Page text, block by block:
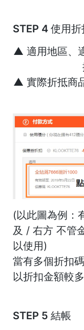
STEP 4 使用
▲ 適用地區、
▲ 實際折抵商
(以此圖為例：
及 / 右方 不管
以使用)
當有多個折扣
以折扣金額較
STEP 5 結帳